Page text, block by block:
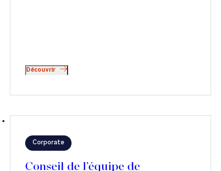
Découvrir
Corporate
Conseil de l’équipe de